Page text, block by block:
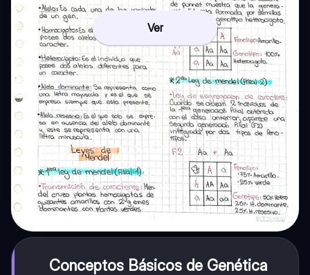
Ver
Conceptos Básicos de Genética